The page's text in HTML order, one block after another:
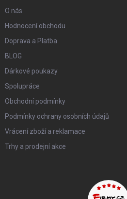
O nás
Hodnocení obchodu
Doprava a Platba
BLOG
Dárkové poukazy
Spolupráce
Obchodní podmínky
Podmínky ochrany osobních údajů
Vrácení zboží a reklamace
Trhy a prodejní akce